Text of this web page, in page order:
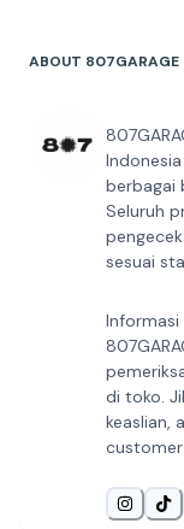
ABOUT 807GARAGE
berbagai
Seluruh
sesuai
di toko.
keaslian,
customer